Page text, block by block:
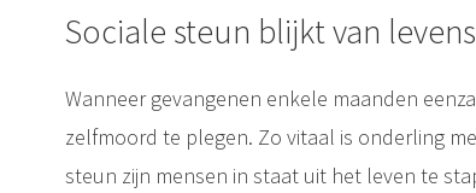
Sociale steun blijkt van
Wanneer gevangenen enkele maanden
zelfmoord te plegen. Zo vitaal is onderling
steun zijn mensen in staat uit het leven te